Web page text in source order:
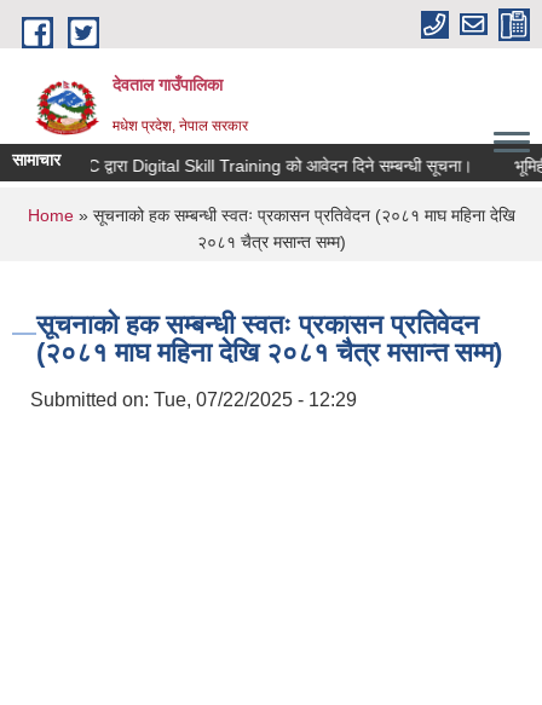
Skip to main content
देवताल गाउँपालिका
मधेश प्रदेश, नेपाल सरकार
सामाचारJJYC द्वारा Digital Skill Training को आवेदन दिने सम्बन्धी सूचना।
You are here
Home» सूचनाको हक सम्बन्धी स्वतः प्रकासन प्रतिवेदन (२०८१ माघ महिना देखि
२०८१ चैत्र मसान्त सम्म)
सूचनाको हक सम्बन्धी स्वतः प्रकासन प्रतिवेदन
(२०८१ माघ महिना देखि २०८१ चैत्र मसान्त सम्म)
Submitted on: Tue, 07/22/2025 - 12:29